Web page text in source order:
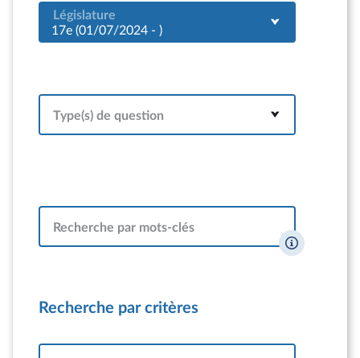
Législature
17e (01/07/2024 - )
Type(s) de question
Recherche par mots-clés
Recherche par critères